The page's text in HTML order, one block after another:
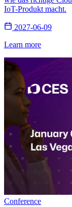
IoT-Produkt macht.
2027-06-09
Learn more
Conference